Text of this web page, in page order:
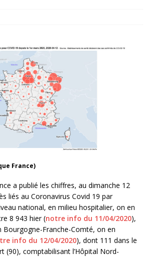
France)
a publié les chiffres, au dimanche 12
liés au Coronavirus Covid 19 par
national, en milieu hospitalier, on en
8 943 hier (notre info du 11/04/2020),
Bourgogne-Franche-Comté, on en
info du 12/04/2020), dont 111 dans le
(90), comptabilisant l’Hôpital Nord-